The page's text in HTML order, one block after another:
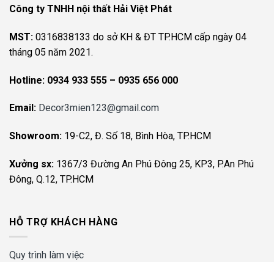
Công ty TNHH nội thất Hải Việt Phát
MST: 0316838133 do sở KH & ĐT TP.HCM cấp ngày 04
tháng 05 năm 2021.
Hotline: 0934 933 555 – 0935 656 000
Email: Decor3mien123@gmail.com
Showroom: 19-C2, Đ. Số 18, Bình Hòa, TP.HCM
Xưởng sx: 1367/3 Đường An Phú Đông 25, KP3, P.An Phú
Đông, Q.12, TP.HCM
HỖ TRỢ KHÁCH HÀNG
Quy trình làm việc